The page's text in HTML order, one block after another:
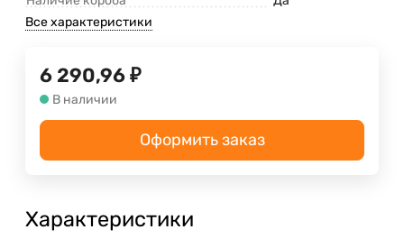
Все характеристики
6 290,96 ₽
В наличии
Оформить заказ
Характеристики